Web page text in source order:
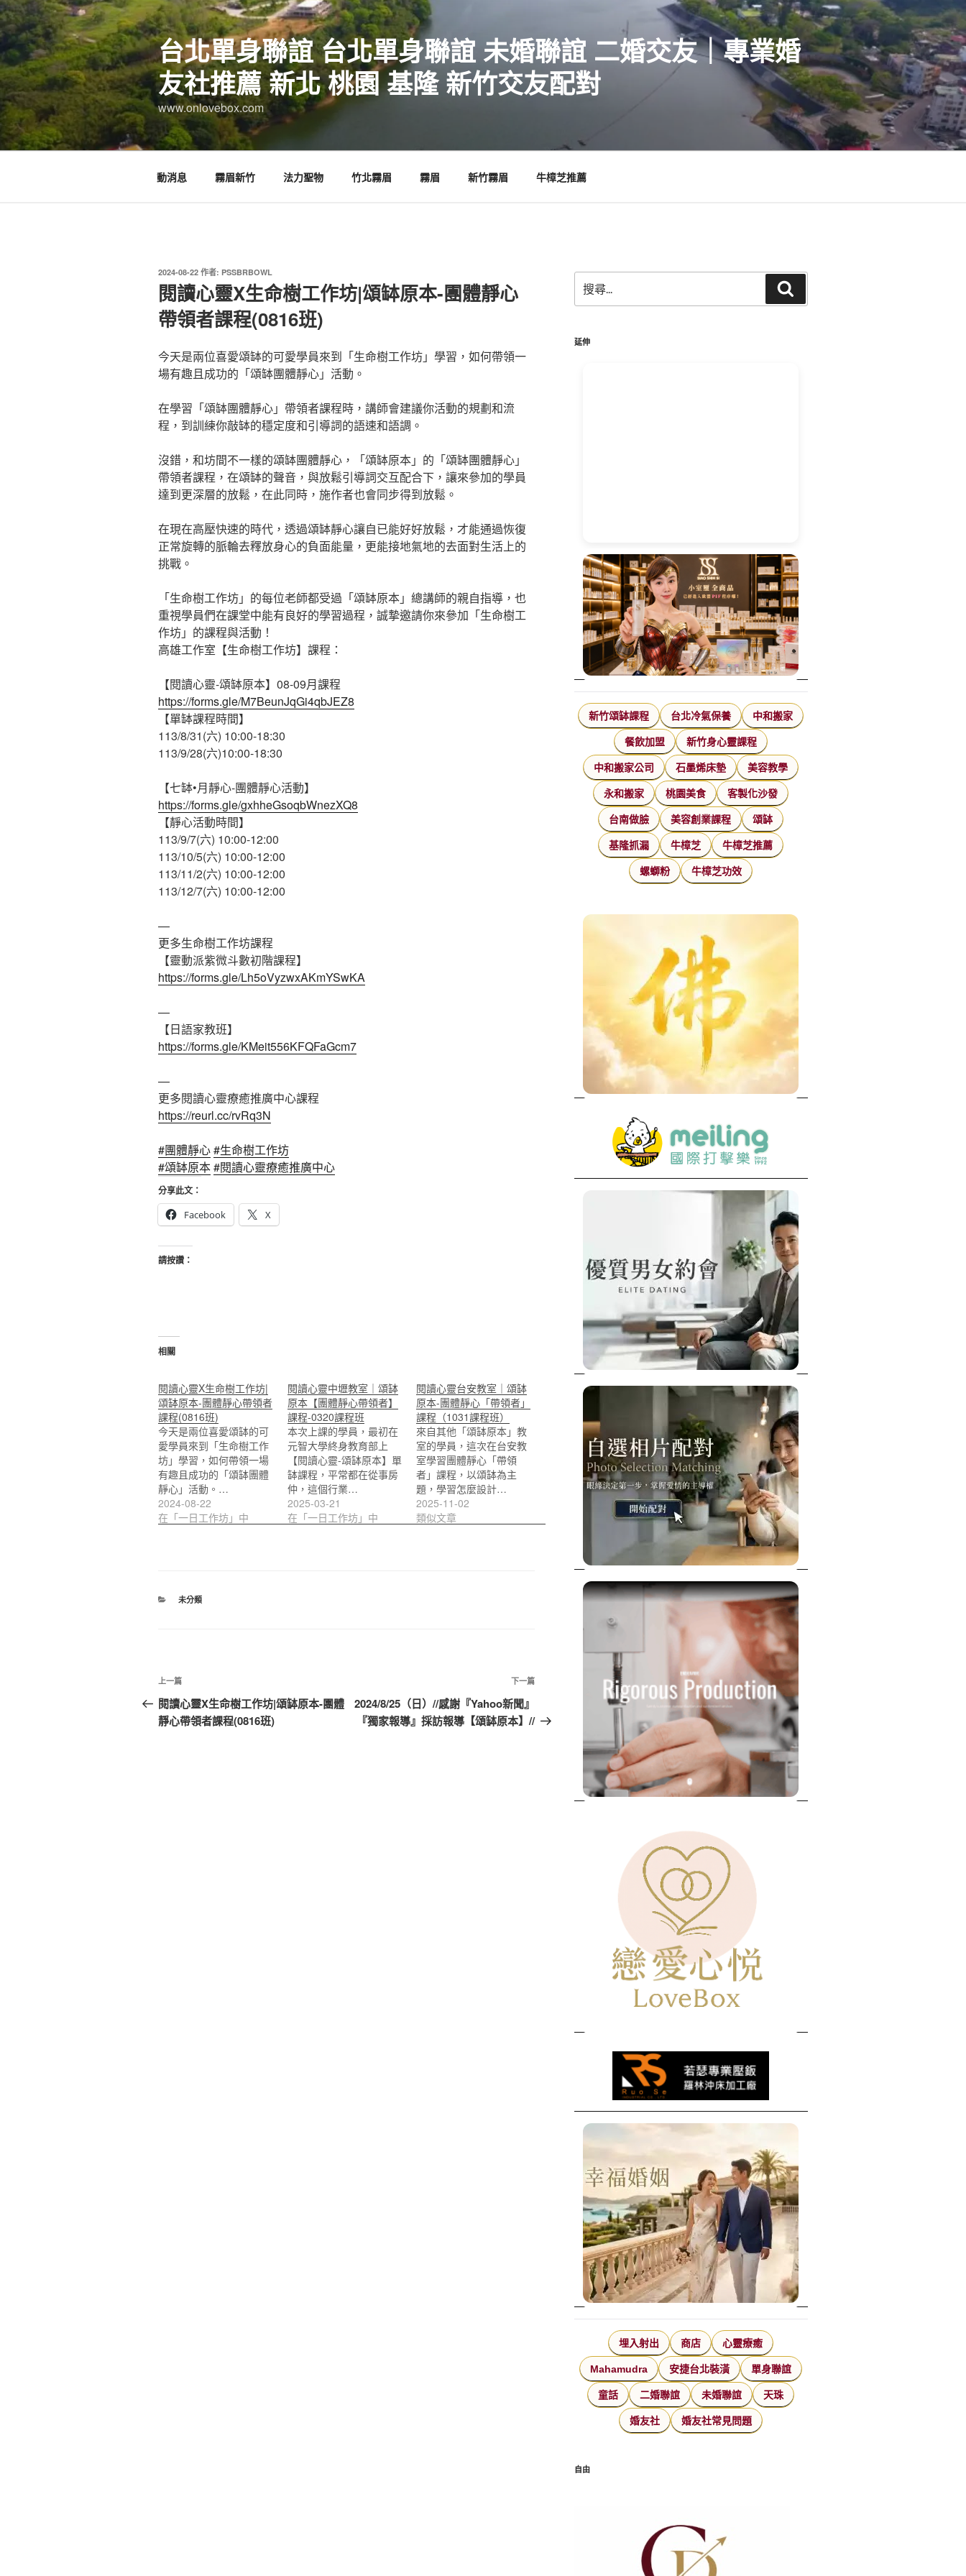
跳
至
主
要
內
容
台北單身聯誼 台北單身聯誼 未婚聯誼 二婚交友｜專業婚
友社推薦 新北 桃園 基隆 新竹交友配對
www.onlovebox.com
動消息 霧眉新竹 法力聖物 竹北霧眉 霧眉 新竹霧眉 牛樟芝推薦
發
佈
於
2024-08-22 作者: PSSBRBOWL
閱讀心靈X生命樹工作坊|頌缽原本-團體靜心
帶領者課程(0816班)
今天是兩位喜愛頌缽的可愛學員來到「生命樹工作坊」學習，如何帶領一
場有趣且成功的「頌缽團體靜心」活動。
在學習「頌缽團體靜心」帶領者課程時，講師會建議你活動的規劃和流
程，到訓練你敲缽的穩定度和引導詞的語速和語調。
沒錯，和坊間不一樣的頌缽團體靜心，「頌缽原本」的「頌缽團體靜心」
帶領者課程，在頌缽的聲音，與放鬆引導詞交互配合下，讓來參加的學員
達到更深層的放鬆，在此同時，施作者也會同步得到放鬆。
在現在高壓快速的時代，透過頌缽靜心讓自已能好好放鬆，才能通過恢復
正常旋轉的脈輪去釋放身心的負面能量，更能接地氣地的去面對生活上的
挑戰。
「生命樹工作坊」的每位老師都受過「頌缽原本」總講師的親自指導，也
重視學員們在課堂中能有良好的學習過程，誠摯邀請你來參加「生命樹工
作坊」的課程與活動！
高雄工作室【生命樹工作坊】課程：
【閱讀心靈-頌缽原本】08-09月課程
https://forms.gle/M7BeunJqGi4qbJEZ8
【單缽課程時間】
113/8/31(六) 10:00-18:30
113/9/28(六)10:00-18:30
【七缽•月靜心-團體靜心活動】
https://forms.gle/gxhheGsoqbWnezXQ8
【靜心活動時間】
113/9/7(六) 10:00-12:00
113/10/5(六) 10:00-12:00
113/11/2(六) 10:00-12:00
113/12/7(六) 10:00-12:00
—
更多生命樹工作坊課程
【靈動派紫微斗數初階課程】
https://forms.gle/Lh5oVyzwxAKmYSwKA
—
【日語家教班】
https://forms.gle/KMeit556KFQFaGcm7
—
更多閱讀心靈療癒推廣中心課程
https://reurl.cc/rvRq3N
#團體靜心#生命樹工作坊
#頌缽原本#閱讀心靈療癒推廣中心
分享此文：
Facebook
X
請按讚：
相關
閱讀心靈X生命樹工作坊|
頌缽原本-團體靜心帶領者
課程(0816班)
今天是兩位喜愛頌缽的可
愛學員來到「生命樹工作
坊」學習，如何帶領一場
有趣且成功的「頌缽團體
靜心」活動。…
2024-08-22
在「一日工作坊」中
閱讀心靈中壢教室｜頌缽
原本【團體靜心帶領者】
課程-0320課程班
本次上課的學員，最初在
元智大學終身教育部上
【閱讀心靈-頌缽原本】單
缽課程，平常都在從事房
仲，這個行業…
2025-03-21
在「一日工作坊」中
閱讀心靈台安教室｜頌缽
原本-團體靜心「帶領者」
課程（1031課程班）
來自其他「頌缽原本」教
室的學員，這次在台安教
室學習團體靜心「帶領
者」課程，以頌缽為主
題，學習怎麼設計…
2025-11-02
類似文章
分
未分類
文
章
導
上
一
篇
上一篇
閱讀心靈X生命樹工作坊|頌缽原本-團體
靜心帶領者課程(0816班)
下
篇
下一篇
2024/8/25（日）//感謝『Yahoo新聞』
『獨家報導』採訪報導【頌缽原本】//
尋
關
字:
尋
延伸
新竹頌缽課程 台北冷氣保養 中和搬家
餐飲加盟 新竹身心靈課程
中和搬家公司 石墨烯床墊 美容教學
永和搬家 桃園美食 客製化沙發
台南做臉 美容創業課程 頌缽
基隆抓漏 牛樟芝 牛樟芝推薦
螺螄粉 牛樟芝功效
埋入射出 商店 心靈療癒
Mahamudra 安捷台北裝潢 單身聯誼
童話 二婚聯誼 未婚聯誼 天珠
婚友社 婚友社常見問題
自由